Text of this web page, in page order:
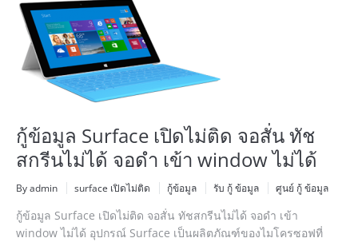
กู้ข้อมูล Surface เปิดไม่ติด จอสั่น ทัช
สกรีนไม่ได้ จอดำ เข้า window ไม่ได้
By admin surface เปิดไม่ติด กู้ข้อมูล รับ กู้ ข้อมูล ศูนย์ กู้ ข้อมูล
กู้ข้อมูล Surface เปิดไม่ติด จอสั่น ทัชสกรีนไม่ได้ จอดำ เข้า
window ไม่ได้ อุปกรณ์ Surface เป็นผลิตภัณฑ์ของไมโครซอฟที่